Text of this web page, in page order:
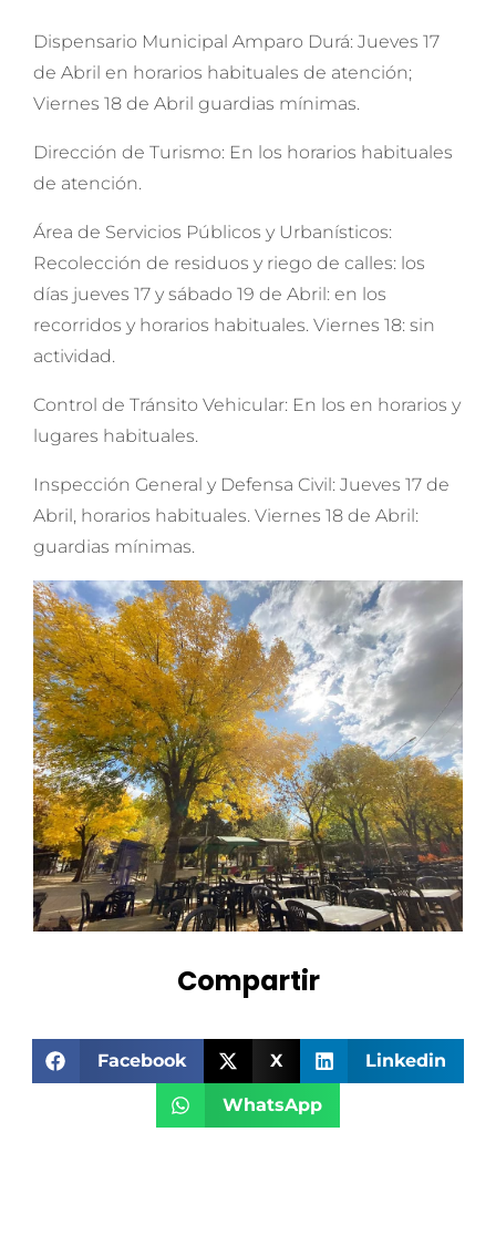
Dispensario Municipal Amparo Durá: Jueves 17
de Abril en horarios habituales de atención;
Viernes 18 de Abril guardias mínimas.
Dirección de Turismo: En los horarios habituales
de atención.
Área de Servicios Públicos y Urbanísticos:
Recolección de residuos y riego de calles: los
días jueves 17 y sábado 19 de Abril: en los
recorridos y horarios habituales. Viernes 18: sin
actividad.
Control de Tránsito Vehicular: En los en horarios y
lugares habituales.
Inspección General y Defensa Civil: Jueves 17 de
Abril, horarios habituales. Viernes 18 de Abril:
guardias mínimas.
Compartir
Facebook X Linkedin
WhatsApp